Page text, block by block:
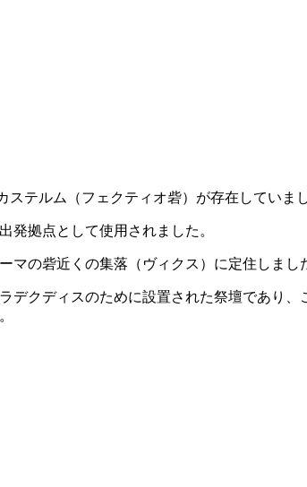
ステルム（フェクティオ砦）が存在していま
発拠点として使用されました。
マの砦近くの集落（ヴィクス）に定住しまし
デクディスのために設置された祭壇であり